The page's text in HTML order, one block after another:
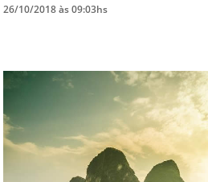
ÚLTIMAS
FALE
26/10/2018 às 09:03hs